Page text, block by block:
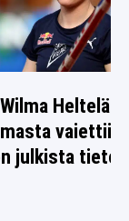
Heltelän
vaiettiin
julkista tietoa